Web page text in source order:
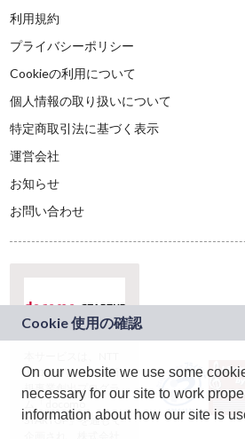
利用規約
プライバシーポリシー
Cookieの利用について
個人情報の取り扱いについて
特定商取引法に基づく表示
運営会社
お知らせ
お問い合わせ
ドコモグループの新
規事業創出プログラ
ム「docomo
STARTUP」を通じて
On our website we use some
necessary for our site to work
information about how our site is